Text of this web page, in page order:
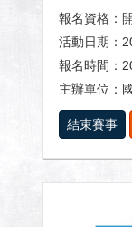
報名資格：
活動日期：
報名時間：
主辦單位：國立屏
結束賽事